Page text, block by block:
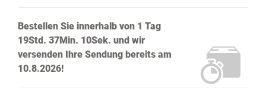
Bestellen Sie innerhalb von 1 Tag
19Std. 37Min. 9Sek.und wir
versenden Ihre Sendung bereits am
10.8.2026!